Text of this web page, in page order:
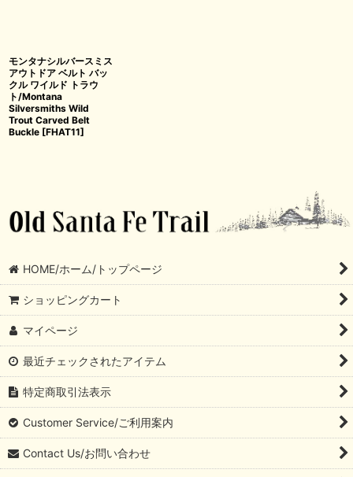
モンタナシルバースミス
アウトドア ベルト バッ
クル ワイルド トラウ
ト/Montana
Silversmiths Wild
Trout Carved Belt
Buckle [FHAT11]
HOME/ホーム/トップページ
ショッピングカート
マイページ
最近チェックされたアイテム
特定商取引法表示
Customer Service/ご利用案内
Contact Us/お問い合わせ